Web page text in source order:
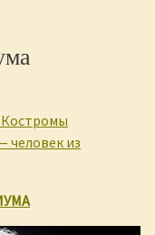
Костромы
человек из